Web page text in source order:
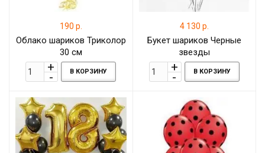
190 р.
Облако шариков Триколор
30 см
В КОРЗИНУ
4 130 р.
Букет шариков Черные
звезды
В КОРЗИНУ